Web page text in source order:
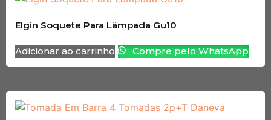
Elgin Soquete Para Lâmpada Gu10
Adicionar ao carrinho Compre pelo WhatsApp